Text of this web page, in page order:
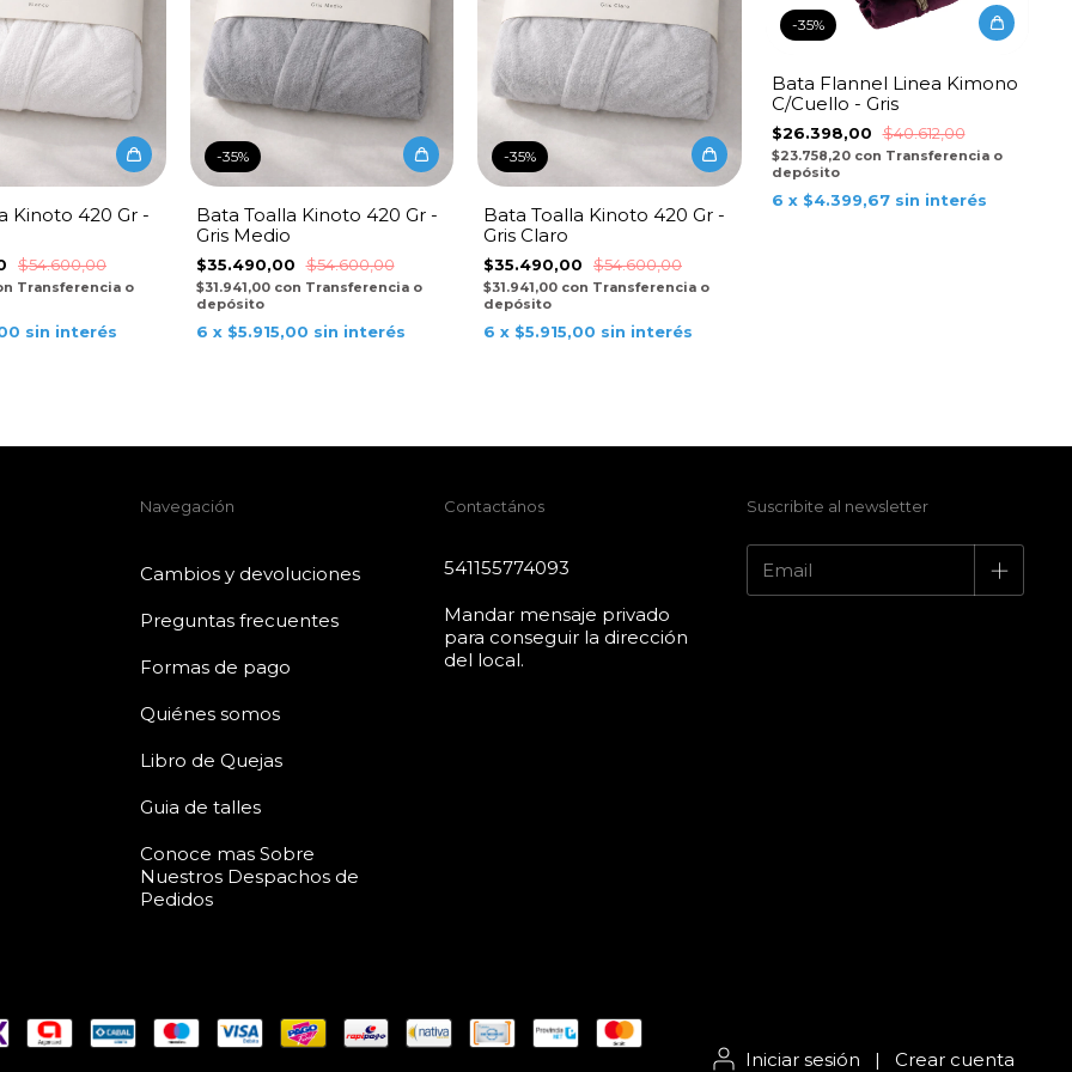
Kinoto 420 Gr -
$54.600,00
Transferencia o
sin interés
-35%
Bata Toalla Kinoto 420 Gr -
Gris Medio
$35.490,00 $54.600,00
$31.941,00 con Transferencia o
depósito
6 x $5.915,00 sin interés
-35%
Bata Toalla Kinoto 420 Gr -
Gris Claro
$35.490,00 $54.600,00
$31.941,00 con Transferencia o
depósito
6 x $5.915,00 sin interés
-35%
Bata Flannel Linea Kimono
C/Cuello - Gris
$26.398,00 $40.612,00
$23.758,20 con Transferencia o
depósito
6 x $4.399,67 sin interés
Navegación
Cambios y devoluciones
Preguntas frecuentes
Formas de pago
Quiénes somos
Libro de Quejas
Guia de talles
Conoce mas Sobre
Nuestros Despachos de
Pedidos
Contactános
541155774093
Mandar mensaje privado
para conseguir la dirección
del local.
Suscribite al newsletter
Iniciar sesión | Crear cuenta